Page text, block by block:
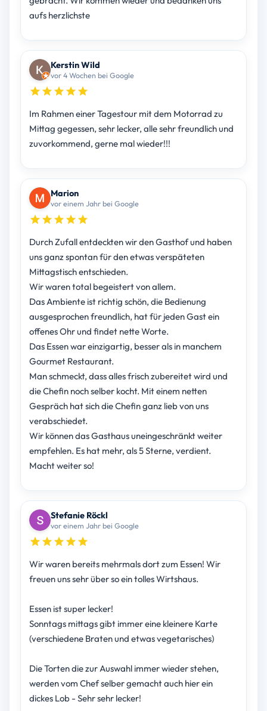
aufs herzlichste
Kerstin Wild
vor 4 Wochen bei Google
Im Rahmen einer Tagestour mit dem Motorrad zu
Mittag gegessen, sehr lecker, alle sehr freundlich und
zuvorkommend, gerne mal wieder!!!
Marion
vor einem Jahr bei Google
Durch Zufall entdeckten wir den Gasthof und haben
uns ganz spontan für den etwas verspäteten
Mittagstisch entschieden.
Wir waren total begeistert von allem.
Das Ambiente ist richtig schön, die Bedienung
ausgesprochen freundlich, hat für jeden Gast ein
offenes Ohr und findet nette Worte.
Das Essen war einzigartig, besser als in manchem
Gourmet Restaurant.
Man schmeckt, dass alles frisch zubereitet wird und
die Chefin noch selber kocht. Mit einem netten
Gespräch hat sich die Chefin ganz lieb von uns
verabschiedet.
Wir können das Gasthaus uneingeschränkt weiter
empfehlen. Es hat mehr, als 5 Sterne, verdient.
Macht weiter so!
Stefanie Röckl
vor einem Jahr bei Google
Wir waren bereits mehrmals dort zum Essen! Wir
freuen uns sehr über so ein tolles Wirtshaus.
Essen ist super lecker!
Sonntags mittags gibt immer eine kleinere Karte
(verschiedene Braten und etwas vegetarisches)
Die Torten die zur Auswahl immer wieder stehen,
werden vom Chef selber gemacht auch hier ein
dickes Lob - Sehr sehr lecker!